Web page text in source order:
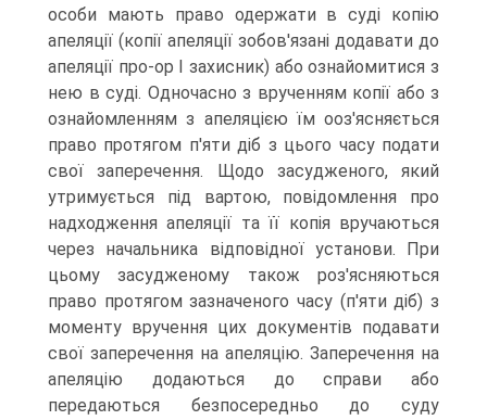
особи мають право одержати в суді копію
апеляції (копії апеляції зобов'язані додавати до
апеляції про-ор І захисник) або ознайомитися з
нею в суді. Одночасно з врученням копії або з
ознайомленням з апеляцією їм ооз'ясняється
право протягом п'яти діб з цього часу подати
свої заперечення. Щодо засудженого, який
утримується під вартою, повідомлення про
надходження апеляції та її копія вручаються
через начальника відповідної установи. При
цьому засудженому також роз'ясняються
право протягом зазначеного часу (п'яти діб) з
моменту вручення цих документів подавати
свої заперечення на апеляцію. Заперечення на
апеляцію додаються до справи або
передаються безпосередньо до суду